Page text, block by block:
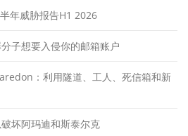
年威胁报告H1 2026
子想要入侵你的邮箱账户
：利用隧道、工人、死信箱和新
破坏阿玛迪和斯泰尔克